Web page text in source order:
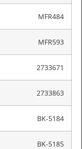
MFR484
MFR593
2733671
2733863
BK-5184
BK-5185